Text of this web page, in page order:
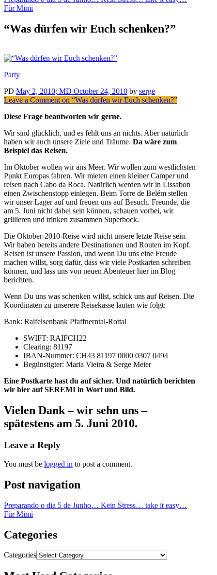
Für Mimi
“Was dürfen wir Euch schenken?”
Party
PD May 2, 2010; MD October 24, 2010 by serge
Leave a Comment on “Was dürfen wir Euch schenken?”
Diese Frage beantworten wir gerne.
Wir sind glücklich, und es fehlt uns an nichts. Aber natürlich
haben wir auch unsere Ziele und Träume. Da wäre zum
Beispiel das Reisen.
Im Oktober wollen wir ans Meer. Wir wollen zum westlichsten
Punkt Europas fahren. Wir mieten einen kleiner Camper und
reisen nach Cabo da Roca. Natürlich werden wir in Lissabon
einen Zwischenstopp einlegen. Beim Torre de Belém stellen
wir unser Lager auf und freuen uns auf Besuch. Freunde, die
am 5. Juni nicht dabei sein können, schauen vorbei, wir
grillieren und trinken zusammen Superbock.
Die Oktober-2010-Reise wird nicht unsere letzte Reise sein.
Wir haben bereits andere Destinationen und Routen im Kopf.
Reisen ist unsere Passion, und wenn Du uns eine Freude
machen willst, sorg dafür, dass wir viele Postkarten schreiben
können, und lass uns von neuen Abenteuer hier im Blog
berichten.
Wenn Du uns was schenken willst, schick uns auf Reisen. Die
Koordinaten zu unserere Reisekasse lauten wie folgt:
Bank: Raifeisenbank Pfaffnerntal-Rottal
SWIFT: RAIFCH22
Clearing: 81197
IBAN-Nummer: CH43 81197 0000 0307 0494
Begünstigter: Maria Vieira & Serge Meier
Eine Postkarte hast du auf sicher. Und natürlich berichten
wir hier auf SEREMI in Wort und Bild.
Vielen Dank – wir sehn uns –
spätestens am 5. Juni 2010.
Leave a Reply
You must be logged in to post a comment.
Post navigation
Preparando o dia 5 de Junho… Kein Stress… take it easy…
Für Mimi
Categories
Categories